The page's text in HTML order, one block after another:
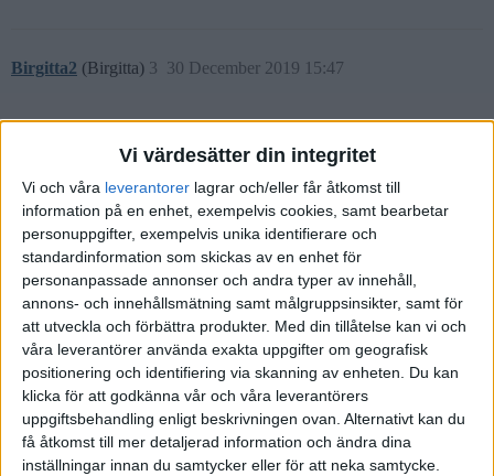
Vi värdesätter din integritet
Vi och våra leverantorer lagrar och/eller får åtkomst till
information på en enhet, exempelvis cookies, samt bearbetar
personuppgifter, exempelvis unika identifierare och
standardinformation som skickas av en enhet för
personanpassade annonser och andra typer av innehåll,
annons- och innehållsmätning samt målgruppsinsikter, samt för
att utveckla och förbättra produkter. Med din tillåtelse kan vi och
våra leverantörer använda exakta uppgifter om geografisk
positionering och identifiering via skanning av enheten. Du kan
klicka för att godkänna vår och våra leverantörers
uppgiftsbehandling enligt beskrivningen ovan. Alternativt kan du
få åtkomst till mer detaljerad information och ändra dina
inställningar innan du samtycker eller för att neka samtycke.
Birgitta2 (Birgitta) 30 December 2019 15:47
3
Inget svar på frågan ovan, dock ett hejarop för den fantastiska blogg
ni skriver! Välskriven och så tydlig att även jag som ibland tycker
tusen tack för allt arbete ni lägger på detta viktiga ämne. Nu har jag
öppnat konto på avanza och lysa (är bara så ledsen att jag inte
upptäckte länken på er blogg förrän jag redan öppnat konto hos
lysa, som kunde bidragit om än så lite lite…)
Nu önskar jag er riktigt gott slut och hoppas givetvis på ett gott
akrieår 2020! Även om jag ser några varningsklockor här och där i
kommentarsfälten.
Liknande ämnen du kan gilla